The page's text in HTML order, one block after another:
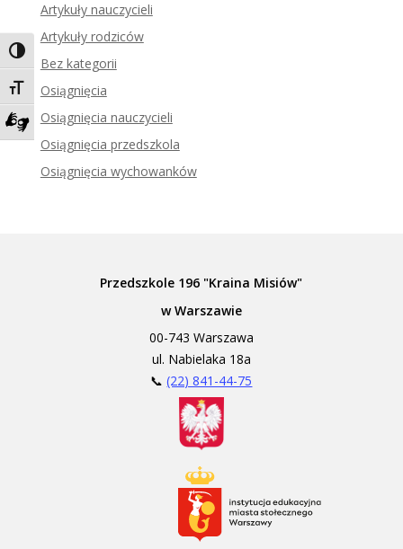
Toggle High Contrast
Toggle Font size
Zadzwoń do tłumacza języka migowego
Artykuły nauczycieli
Artykuły rodziców
Bez kategorii
Osiągnięcia
Osiągnięcia nauczycieli
Osiągnięcia przedszkola
Osiągnięcia wychowanków
Przedszkole 196 "Kraina Misiów"
w Warszawie
00-743 Warszawa
ul. Nabielaka 18a
📞(22) 841-44-75